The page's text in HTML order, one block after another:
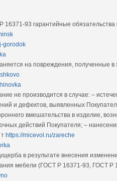
16371-93 гарантийные
gorodok
на повреждения, полученные
не производится в случае: –
и дефектов, выявленных
вмешательства в изделие,
действий Покупателя; –
https://micevol.ru/zareche
в результате внесения
мебели (ГОСТ Р 16371-93, ГОСТ Р